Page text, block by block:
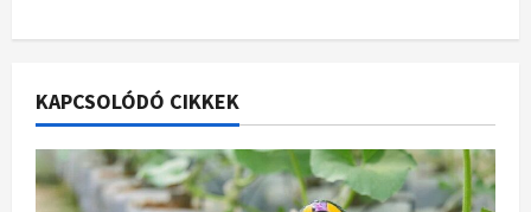
KAPCSOLÓDÓ CIKKEK